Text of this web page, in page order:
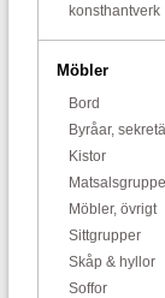
konsthantverk
Möbler
Bord
Byråar,
Kistor
Möbler, övrigt
Sittgrupper
Skåp & hyllor
Soffor